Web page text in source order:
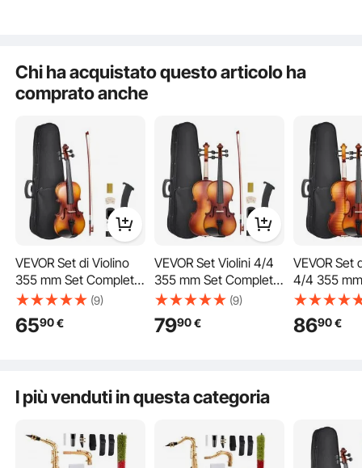
Violino da solo
Studenti, Marrone
Opaco
Chi ha acquistato questo articolo ha
comprato anche
VEVOR Set di Violino
355 mm Set Completo
per Violino con
Custodia Rigida,
Colofonia, Archetto,
Musicali per Adulti,
Opaco
(9)
6590€
VEVOR Set Violini 4/4
355 mm Set Completo
per Violino Legno
Massello Marrone
Opaco
(9)
7990€
VEVOR Set
4/4 355
Completo
Marrone
Motivi
8690€
I più venduti in questa categoria